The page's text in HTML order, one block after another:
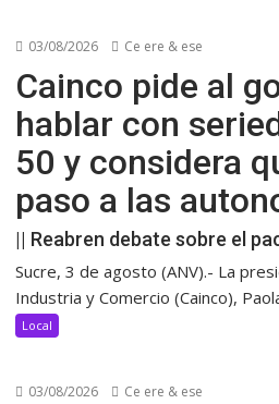
03/08/2026 Ce ere & ese
Cainco pide al
hablar con
50 y considera
paso a las
|| Reabren debate sobre el
Sucre, 3 de agosto (ANV).- La
Industria y Comercio (Cainco),
Local
03/08/2026 Ce ere & ese